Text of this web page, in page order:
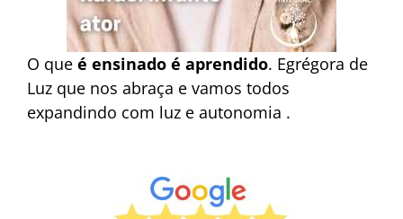
O que é ensinado é aprendido. Egrégora de
Luz que nos abraça e vamos todos
expandindo com luz e autonomia .